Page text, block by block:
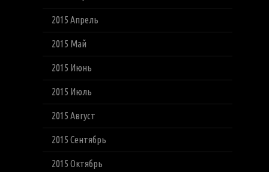
2015 Апрель
2015 Май
2015 Июнь
2015 Июль
2015 Август
2015 Сентябрь
2015 Октябрь